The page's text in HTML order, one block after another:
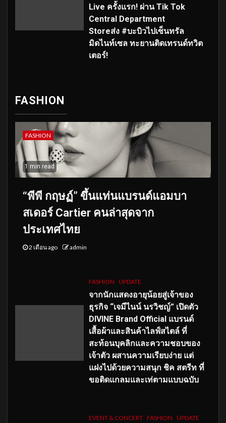
Live ครั้งแรก! ผ่าน Tik Tok
Central Department
Storeส่ง #บะบิวไปเซ็นทรัล
มิดไนท์เซล ทะยานติดเทรนด์ทวิต
เตอร์!
FASHION
FASHION
1 min read
“พีพี กฤษฏ์” ขึ้นแท่นแบรนด์แอมบา
สเดอร์ Cartier คนล่าสุดจาก
ประเทศไทย
2 เดือน ago admin
FASHION UPDATE
จากนักแสดงอายุน้อยสู่เจ้าของ
ธุรกิจ “เจมีไนน์ นรวิชญ์” เปิดตัว
DIVINE Brand Official แบรนด์
เสื้อผ้าและสินค้าไลฟ์สไตล์ ที่
สะท้อนบุคลิกและความชอบของ
เจ้าตัว ผสานความเรียบง่าย แต่
แฝงไปด้วยความสนุก ชิค สตรีท ที่
ขอติดแกลมและเท่ตามแบบฉบับ
EVENT & CONCERT FASHION UPDATE